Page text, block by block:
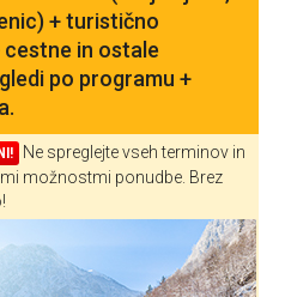
+ turistično
in ostale
po programu +
Ne spreglejte vseh terminov in
možnostmi ponudbe. Brez